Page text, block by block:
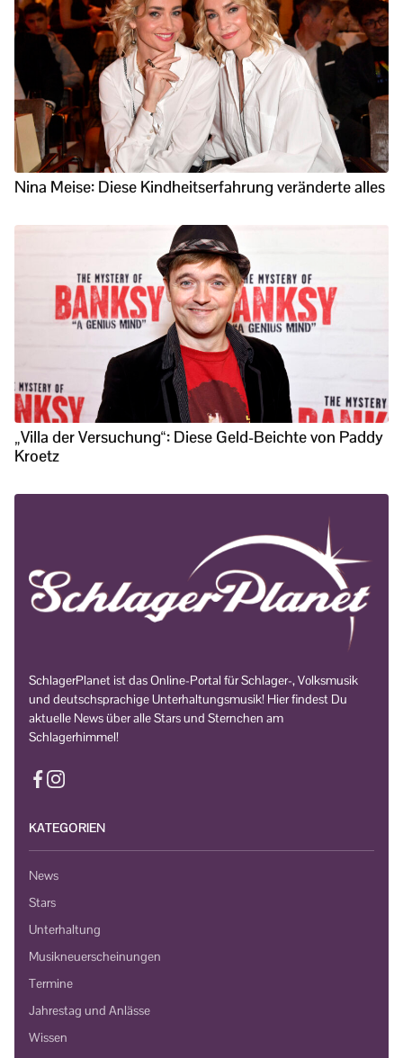
Nina Meise: Diese Kindheitserfahrung veränderte alles
„Villa der Versuchung“: Diese Geld-Beichte von Paddy
Kroetz
SchlagerPlanet ist das Online-Portal für Schlager-, Volksmusik
und deutschsprachige Unterhaltungsmusik! Hier findest Du
aktuelle News über alle Stars und Sternchen am
Schlagerhimmel!
KATEGORIEN
News
Stars
Unterhaltung
Musikneuerscheinungen
Termine
Jahrestag und Anlässe
Wissen